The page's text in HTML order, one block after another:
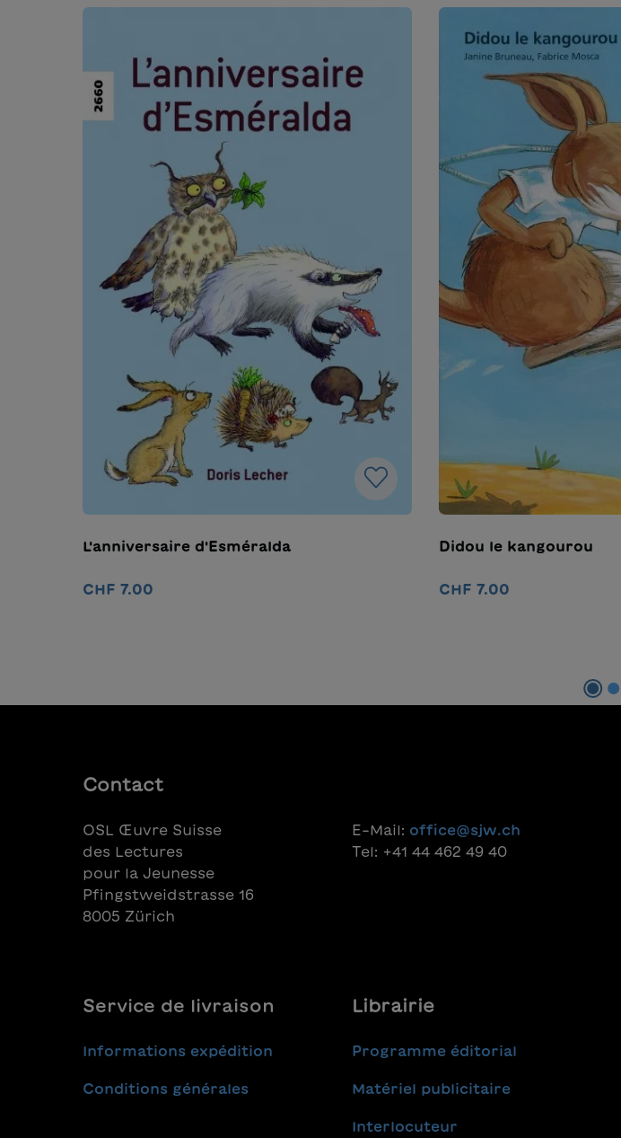
L'anniversaire d'Esméralda
CHF 7.00
Didou le kangourou
CHF 7.00
Contact
OSL Œuvre Suisse
des Lectures
pour la Jeunesse
Pfingstweidstrasse 16
8005 Zürich
E-Mail: office@sjw.ch
Tel: +41 44 462 49 40
Service de livraison
Informations expédition
Conditions générales
Librairie
Programme éditorial
Matériel publicitaire
Interlocuteur